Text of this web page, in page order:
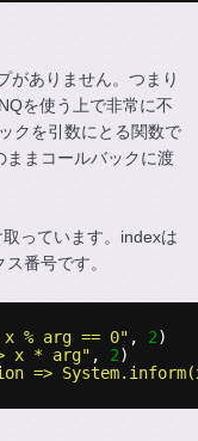
がありません。つまり
を使う上で非常に不
クを引数にとる関数で
ままコールバックに渡
っています。indexは
番号です。
% arg == 0" , 2)
x * arg" , 2)
=>